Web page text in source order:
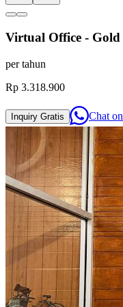
Virtual Office - Gold
pertahun
Rp 3.318.900
Inquiry Gratis Chat on